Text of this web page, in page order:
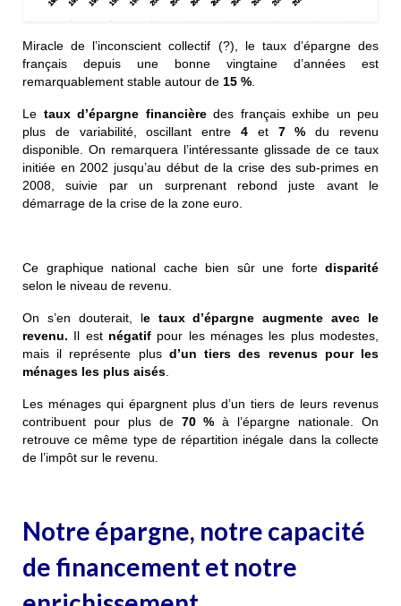
Miracle de l’inconscient collectif (?), le taux d’épargne des
français depuis une bonne vingtaine d’années est
remarquablement stable autour de 15 %.
Le taux d’épargne financièredes français exhibe un peu
plus de variabilité, oscillant entre 4 et 7 % du revenu
disponible. On remarquera l’intéressante glissade de ce taux
initiée en 2002 jusqu’au début de la crise des sub-primes en
2008, suivie par un surprenant rebond juste avant le
démarrage de la crise de la zone euro.
Ce graphique national cache bien sûr une forte disparité
selon le niveau de revenu.
On s’en douterait, le taux d’épargne augmente avec le
revenu. Il est négatif pour les ménages les plus modestes,
mais il représente plusd’un tiers des revenus pour les
ménages les plus aisés.
Les ménages qui épargnent plus d’un tiers de leurs revenus
contribuent pour plus de 70 % à l’épargne nationale. On
retrouve ce même type de répartition inégale dans la collecte
de l’impôt sur le revenu.
Notre épargne, notre capacité
de financement et notre